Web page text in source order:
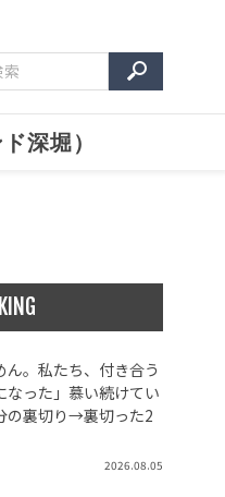
深堀）
ん。私たち、付き合う
なった」慕い続けてい
の裏切り→裏切った2
2026.08.05